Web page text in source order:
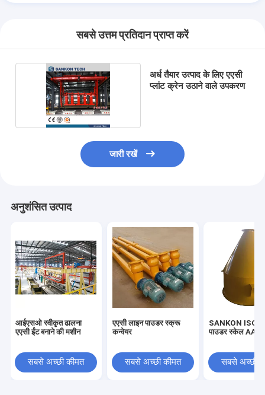
सबसे उत्तम प्रतिदान प्राप्त करें
अर्ध तैयार उत्पाद के लिए एएसी
प्लांट क्रेन उठाने वाले उपकरण
जारी रखें
अनुशंसित उत्पाद
आईएसओ स्वीकृत ढालना
एएसी ईंट बनाने की मशीन
सबसे अच्छी कीमत
एएसी लाइन पाउडर स्क्रू
कन्वेयर
सबसे अच्छी कीमत
SANKON
पाउडर स्केल AAC
सबसे अच्छी